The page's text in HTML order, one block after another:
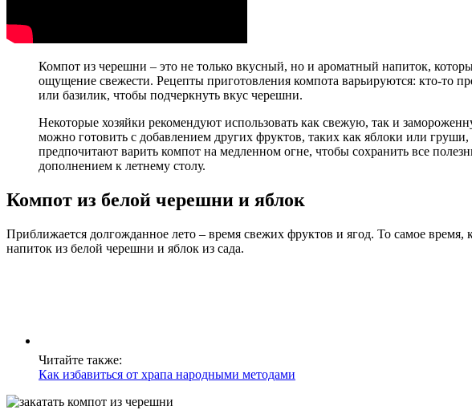
Компот из черешни – это не только вкусный, но и ароматный напиток,
ощущение свежести. Рецепты приготовления компота варьируются: кто-то
или базилик, чтобы подчеркнуть вкус черешни.
Некоторые хозяйки рекомендуют использовать как свежую, так и
можно готовить с добавлением других фруктов, таких как яблоки или
предпочитают варить компот на медленном огне, чтобы сохранить все
дополнением к летнему столу.
Компот из белой черешни и яблок
Приближается долгожданное лето – время свежих фруктов и ягод. То самое
напиток из белой черешни и яблок из сада.
Читайте также:
Как избавиться от храпа народными методами